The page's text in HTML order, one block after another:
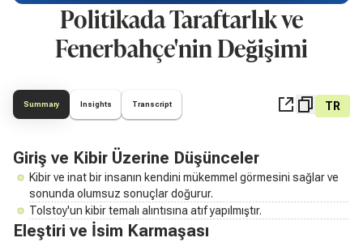
Politikada Taraftarlık ve
Fenerbahçe'nin Değişimi
Summary Insights Transcript TR
Giriş ve Kibir Üzerine Düşünceler
Kibir ve inat bir insanın kendini mükemmel görmesini sağlar ve
sonunda olumsuz sonuçlar doğurur.
Tolstoy'un kibir temalı alıntısına atıf yapılmıştır.
Eleştiri ve İsim Karmaşası